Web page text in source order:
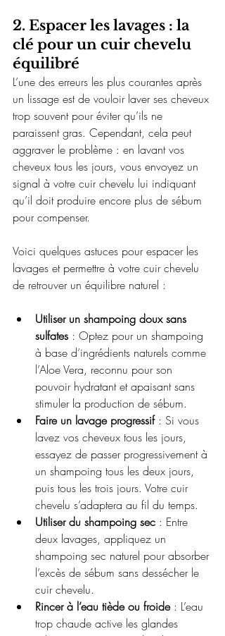
2. Espacer les lavages : la
clé pour un cuir chevelu
équilibré
L’une des erreurs les plus courantes après
un lissage est de vouloir laver ses cheveux
trop souvent pour éviter qu’ils ne
paraissent gras. Cependant, cela peut
aggraver le problème : en lavant vos
cheveux tous les jours, vous envoyez un
signal à votre cuir chevelu lui indiquant
qu’il doit produire encore plus de sébum
pour compenser.
Voici quelques astuces pour espacer les
lavages et permettre à votre cuir chevelu
de retrouver un équilibre naturel :
Utiliser un shampoing doux sans
sulfates : Optez pour un shampoing
à base d’ingrédients naturels comme
l’Aloe Vera, reconnu pour son
pouvoir hydratant et apaisant sans
stimuler la production de sébum.
Faire un lavage progressif : Si vous
lavez vos cheveux tous les jours,
essayez de passer progressivement à
un shampoing tous les deux jours,
puis tous les trois jours. Votre cuir
chevelu s’adaptera au fil du temps.
Utiliser du shampoing sec : Entre
deux lavages, appliquez un
shampoing sec naturel pour absorber
l’excès de sébum sans dessécher le
cuir chevelu.
Rincer à l’eau tiède ou froide : L’eau
trop chaude active les glandes